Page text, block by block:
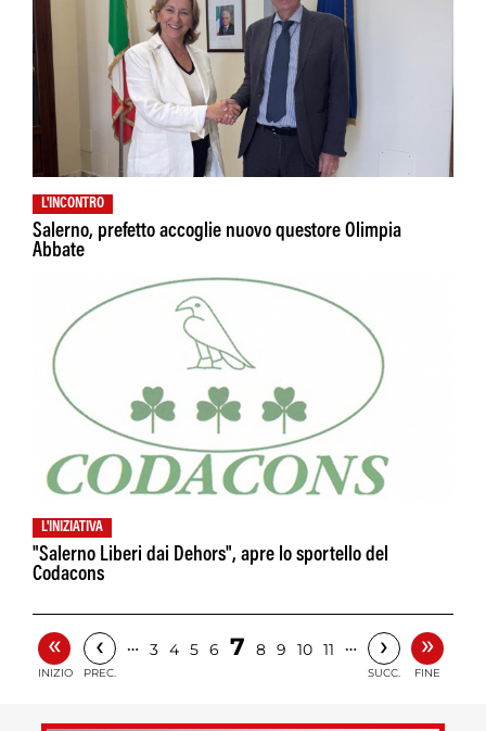
L'INCONTRO
Salerno, prefetto accoglie nuovo questore Olimpia
Abbate
L'INIZIATIVA
"Salerno Liberi dai Dehors", apre lo sportello del
Codacons
«
INIZIO
‹
PREC.
… 3 4 5 6 7 8 9 10 11 … ›
SUCC.
»
FINE